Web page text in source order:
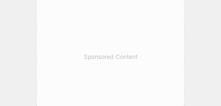
Sponsored Content